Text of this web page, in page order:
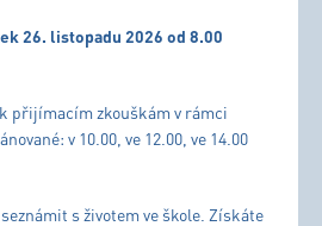
26. listopadu 2026 od 8.00
přijímacím zkouškám v rámci
v 10.00, ve 12.00, ve 14.00
s životem ve škole. Získáte